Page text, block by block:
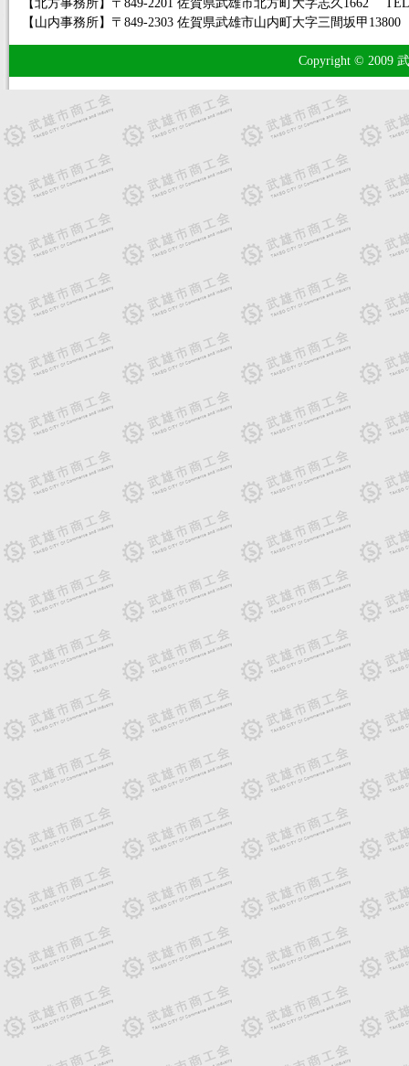
【北方事務所】〒849-2201 佐賀県武雄市北方町大字志久1662
【山内事務所】〒849-2303 佐賀県武雄市山内町大字三間坂甲
Copyright © 2009